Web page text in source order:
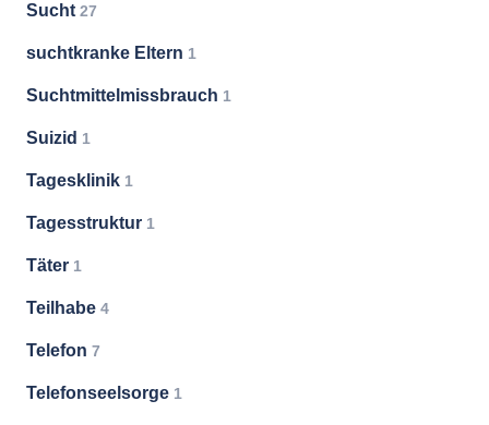
Sucht 27
suchtkranke Eltern 1
Suchtmittelmissbrauch 1
Suizid 1
Tagesklinik 1
Tagesstruktur 1
Täter 1
Teilhabe 4
Telefon 7
Telefonseelsorge 1